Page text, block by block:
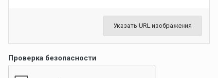
Указать URL изображения
Проверка безопасности